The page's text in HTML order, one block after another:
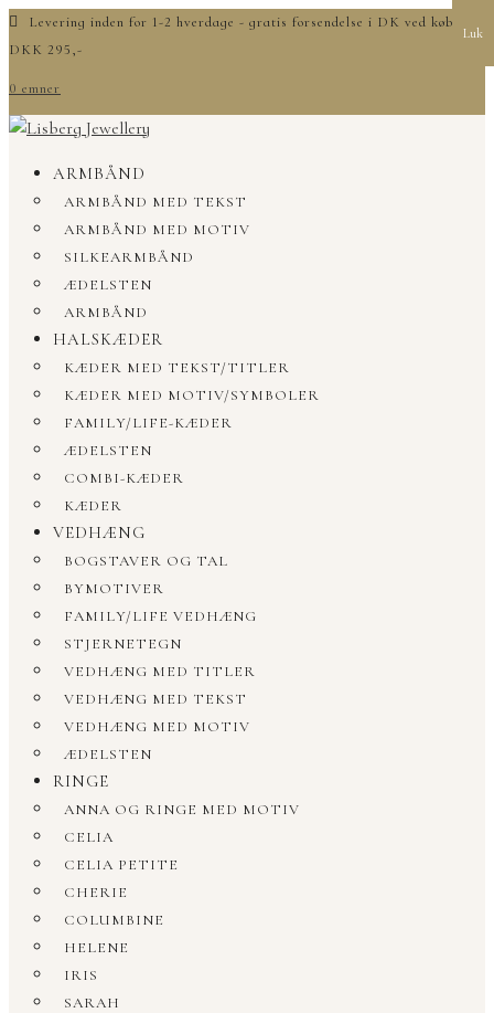
Levering inden for 1-2 hverdage - gratis forsendelse i DK ved køb over
DKK 295,-
0 emner
ARMBÅND
ARMBÅND MED TEKST
ARMBÅND MED MOTIV
SILKEARMBÅND
ÆDELSTEN
ARMBÅND
HALSKÆDER
KÆDER MED TEKST/TITLER
KÆDER MED MOTIV/SYMBOLER
FAMILY/LIFE-KÆDER
ÆDELSTEN
COMBI-KÆDER
KÆDER
VEDHÆNG
BOGSTAVER OG TAL
BYMOTIVER
FAMILY/LIFE VEDHÆNG
STJERNETEGN
VEDHÆNG MED TITLER
VEDHÆNG MED TEKST
VEDHÆNG MED MOTIV
ÆDELSTEN
RINGE
ANNA OG RINGE MED MOTIV
CELIA
CELIA PETITE
CHERIE
COLUMBINE
HELENE
IRIS
SARAH
Luk